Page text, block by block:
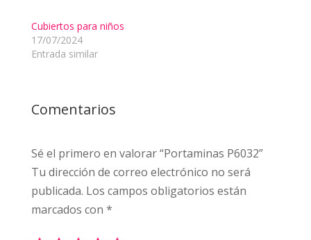
Cubiertos para niños
17/07/2024
Entrada similar
Comentarios
Sé el primero en valorar “Portaminas P6032”
Tu dirección de correo electrónico no será
publicada. Los campos obligatorios están
marcados con *